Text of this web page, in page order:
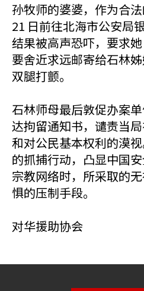
孙牧师的婆婆，作为合
21 日前往北海市公安局
结果被高声恐吓，要求
要舍近求远邮寄给石林
双腿打颤。
石林师母最后敦促办案
达拘留通知书，谴责当
和对公民基本权利的漠
的抓捕行动，凸显中国
宗教网络时，所采取的
惧的压制手段。
对华援助协会